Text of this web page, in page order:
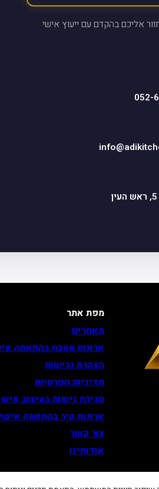
אליכם בהקדם עם ייעוץ אישי
052-
מפת אתר
מאמרים
ארונות מטבח בהתאמה
הצהרת נגישות
מדיניות הפרטיות
סגירת נישות בעיצוב
ארונות קיר בהתאמה
צור קשר
אודותינו